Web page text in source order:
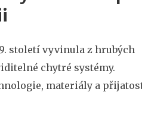
století vyvinula z hrubých
chytré systémy.
materiály a